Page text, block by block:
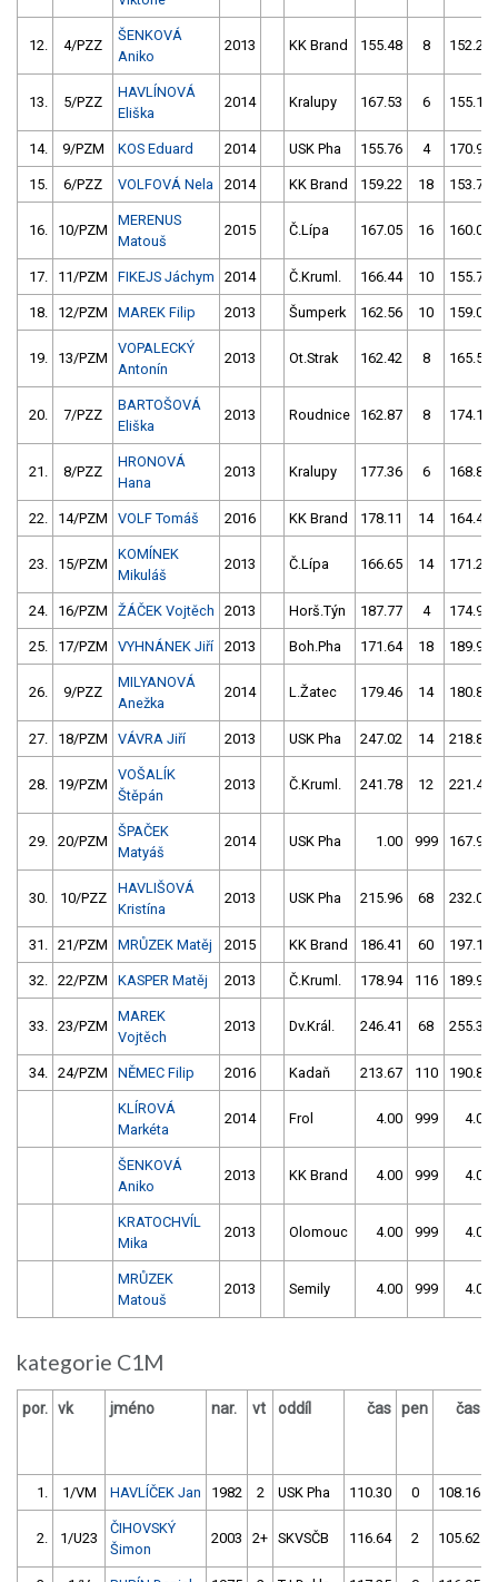
12. 4/PZZ
ŠENKOVÁ
Aniko
2013 KK Brand 155.48 8 152.26
13. 5/PZZ
HAVLÍNOVÁ
Eliška
2014 Kralupy 167.53 6 155.19
14. 9/PZM KOS Eduard 2014 USK Pha 155.76 4 170.96
15. 6/PZZ VOLFOVÁ Nela 2014 KK Brand 159.22 18 153.71
16. 10/PZM
MERENUS
Matouš
2015 Č.Lípa 167.05 16 160.06
17. 11/PZM FIKEJS Jáchym 2014 Č.Kruml. 166.44 10 155.74
18. 12/PZM MAREK Filip 2013 Šumperk 162.56 10 159.01
19. 13/PZM
VOPALECKÝ
Antonín
2013 Ot.Strak 162.42 8 165.52
20. 7/PZZ
BARTOŠOVÁ
Eliška
2013 Roudnice 162.87 8 174.12
21. 8/PZZ
HRONOVÁ
Hana
2013 Kralupy 177.36 6 168.84
22. 14/PZM VOLF Tomáš 2016 KK Brand 178.11 14 164.41
23. 15/PZM
KOMÍNEK
Mikuláš
2013 Č.Lípa 166.65 14 171.25
24. 16/PZM ŽÁČEK Vojtěch 2013 Horš.Týn 187.77 4 174.94
25. 17/PZM VYHNÁNEK Jiří 2013 Boh.Pha 171.64 18 189.99
26. 9/PZZ
MILYANOVÁ
Anežka
2014 L.Žatec 179.46 14 180.88
27. 18/PZM VÁVRA Jiří 2013 USK Pha 247.02 14 218.85
28. 19/PZM
VOŠALÍK
Štěpán
2013 Č.Kruml. 241.78 12 221.48
29. 20/PZM
ŠPAČEK
Matyáš
2014 USK Pha 1.00 999 167.90
30. 10/PZZ
HAVLIŠOVÁ
Kristína
2013 USK Pha 215.96 68 232.08
31. 21/PZM MRŮZEK Matěj 2015 KK Brand 186.41 60 197.18
32. 22/PZM KASPER Matěj 2013 Č.Kruml. 178.94 116 189.92
33. 23/PZM
MAREK
Vojtěch
2013 Dv.Král. 246.41 68 255.39
34. 24/PZM NĚMEC Filip 2016 Kadaň 213.67 110 190.88
KLÍROVÁ
Markéta
2014 Frol 4.00 999 4.00
ŠENKOVÁ
Aniko
2013 KK Brand 4.00 999 4.00
KRATOCHVÍL
Mika
2013 Olomouc 4.00 999 4.00
MRŮZEK
Matouš
2013 Semily 4.00 999 4.00
kategorie C1M
por. vk jméno nar. vt oddíl čas pen čas
1. 1/VM HAVLÍČEK Jan 1982 2 USK Pha 110.30 0 108.16
2. 1/U23
ČIHOVSKÝ
Šimon
2003 2+ SKVSČB 116.64 2 105.62